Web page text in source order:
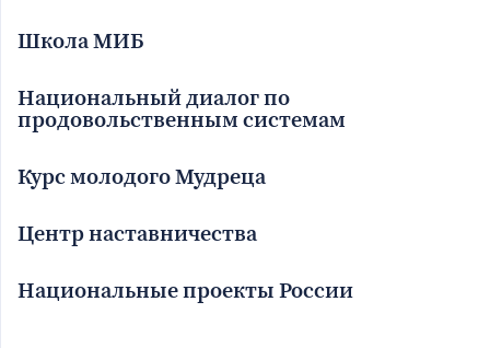
Школа МИБ
Национальный диалог по
продовольственным системам
Курс молодого Мудреца
Центр наставничества
Национальные проекты России